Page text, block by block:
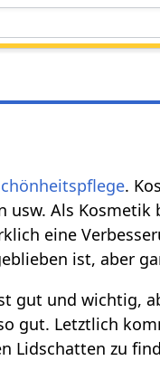
.
usw. Als
eine
ist, aber
gut und wichtig,
gut. Letztlich
Lidschatten zu